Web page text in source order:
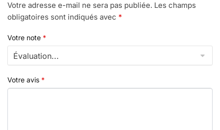
Votre adresse e-mail ne sera pas publiée. Les champs
obligatoires sont indiqués avec *
Votre note *
Votre avis *